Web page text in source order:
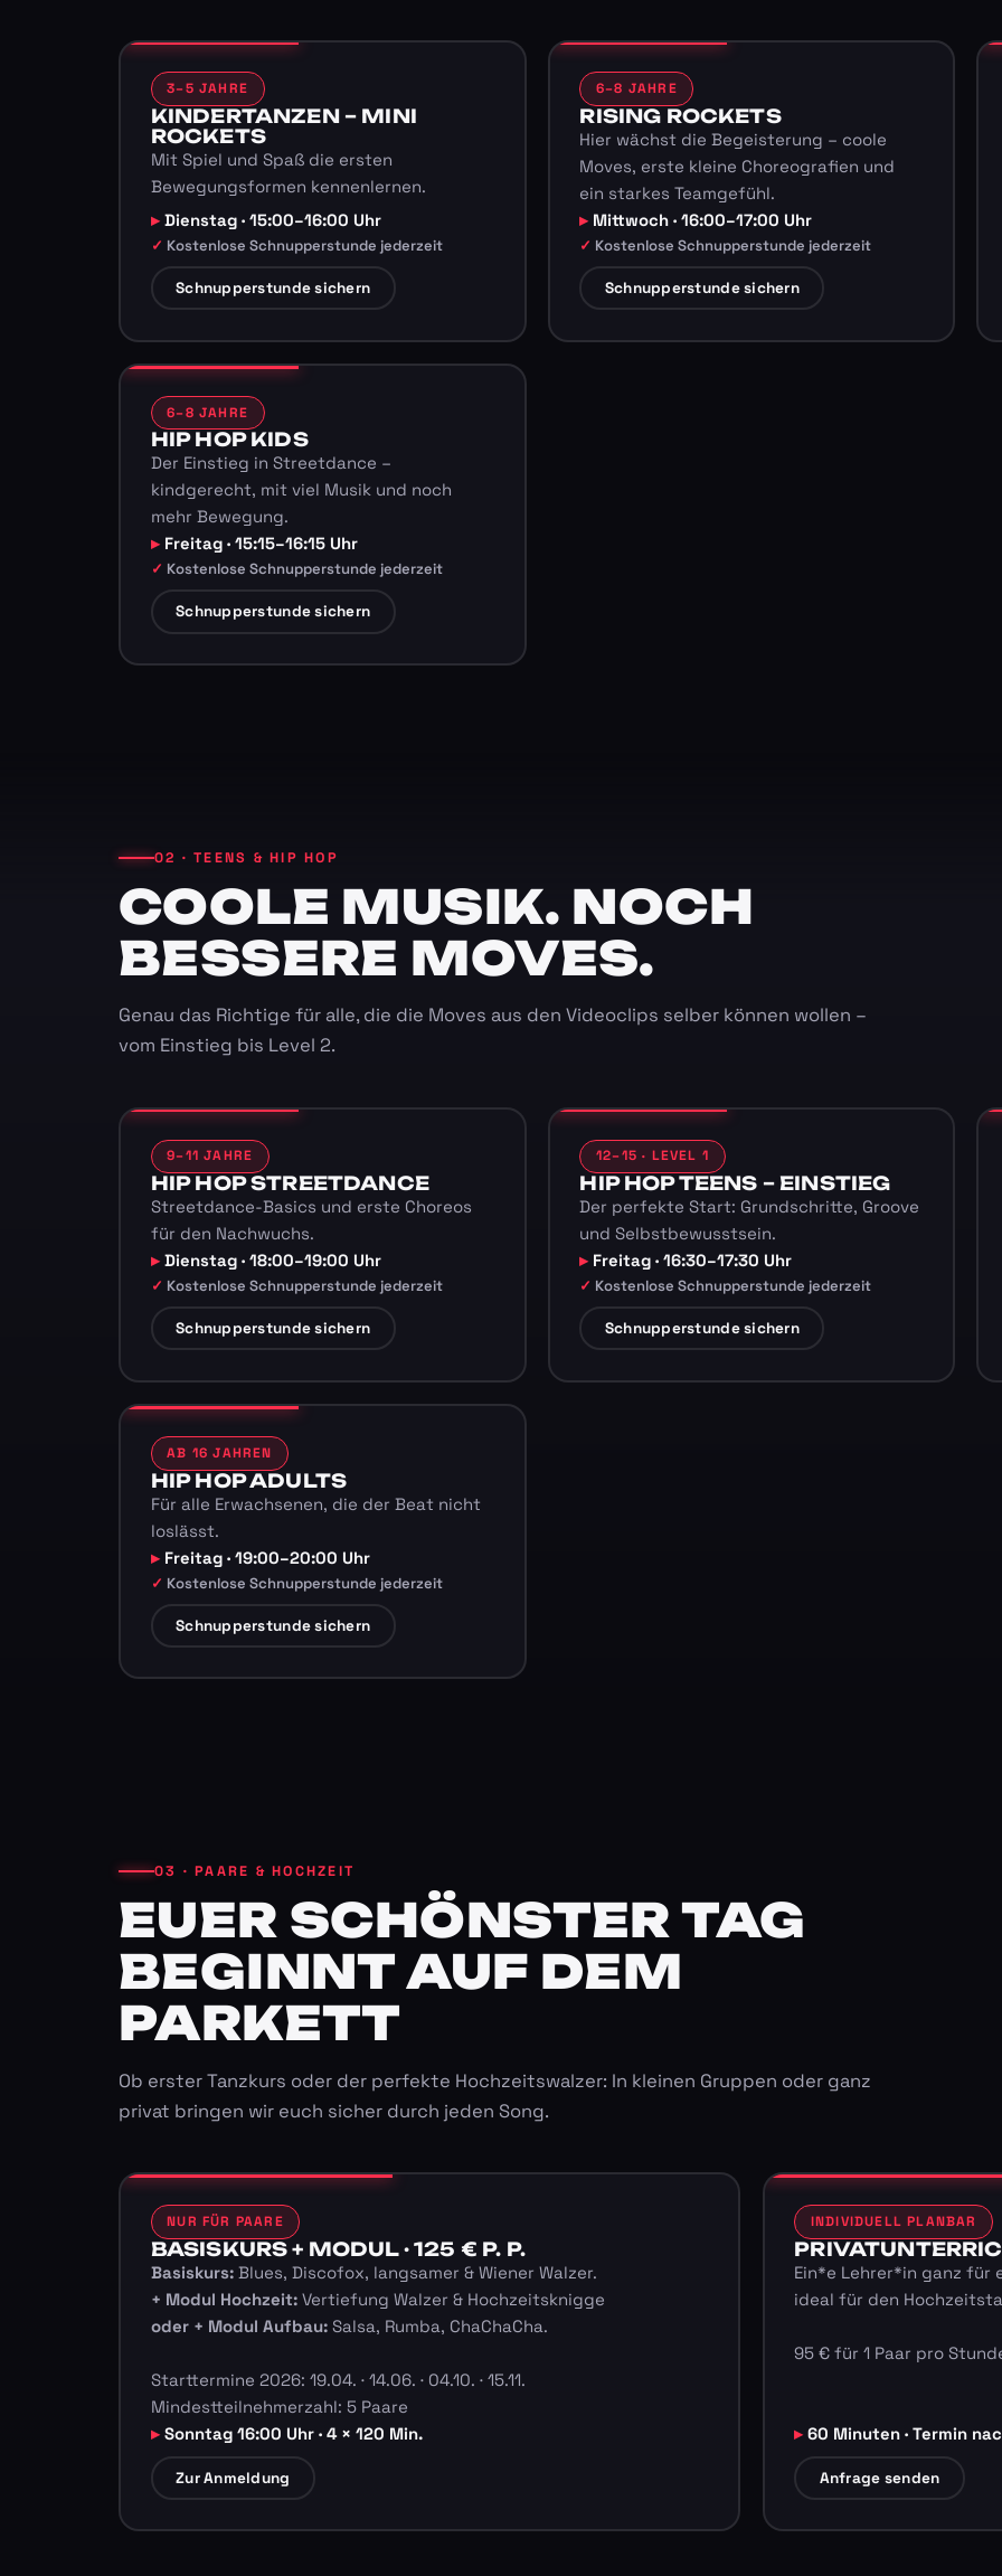
3–5 JAHRE
KINDERTANZEN – MINI
ROCKETS
Mit Spiel und Spaß die ersten
Bewegungsformen kennenlernen.
Dienstag · 15:00–16:00 Uhr
Kostenlose Schnupperstunde jederzeit
Schnupperstunde sichern
6–8 JAHRE
RISING ROCKETS
Hier wächst die Begeisterung – coole
Moves, erste kleine Choreografien und
ein starkes Teamgefühl.
Mittwoch · 16:00–17:00 Uhr
Kostenlose Schnupperstunde jederzeit
Schnupperstunde sichern
6–8 JAHRE
HIP HOP KIDS
Der Einstieg in Streetdance –
kindgerecht, mit viel Musik und noch
mehr Bewegung.
Freitag · 15:15–16:15 Uhr
Kostenlose Schnupperstunde jederzeit
Schnupperstunde sichern
02 · TEENS & HIP HOP
COOLE MUSIK. NOCH
BESSERE MOVES.
Genau das Richtige für alle, die die Moves aus den Videoclips selber können wollen –
vom Einstieg bis Level 2.
9–11 JAHRE
HIP HOP STREETDANCE
Streetdance-Basics und erste Choreos
für den Nachwuchs.
Dienstag · 18:00–19:00 Uhr
Kostenlose Schnupperstunde jederzeit
Schnupperstunde sichern
12–15 · LEVEL 1
HIP HOP TEENS – EINSTIEG
Der perfekte Start: Grundschritte, Groove
und Selbstbewusstsein.
Freitag · 16:30–17:30 Uhr
Kostenlose Schnupperstunde jederzeit
Schnupperstunde sichern
AB 16 JAHREN
HIP HOP ADULTS
Für alle Erwachsenen, die der Beat nicht
loslässt.
Freitag · 19:00–20:00 Uhr
Kostenlose Schnupperstunde jederzeit
Schnupperstunde sichern
03 · PAARE & HOCHZEIT
EUER SCHÖNSTER TAG
BEGINNT AUF DEM
PARKETT
Ob erster Tanzkurs oder der perfekte Hochzeitswalzer: In kleinen Gruppen oder ganz
privat bringen wir euch sicher durch jeden Song.
NUR FÜR PAARE
BASISKURS + MODUL · 125 € P. P.
Basiskurs:Blues, Discofox, langsamer & Wiener Walzer.
+ Modul Hochzeit:Vertiefung Walzer & Hochzeitsknigge
oder + Modul Aufbau:Salsa, Rumba, ChaChaCha.
Starttermine 2026: 19.04. · 14.06. · 04.10. · 15.11.
Mindestteilnehmerzahl: 5 Paare
Sonntag 16:00 Uhr · 4 × 120 Min.
Zur Anmeldung
INDIVIDUELL PLANBAR
Ein*e Lehrer*in ganz für
ideal für den
95 € für 1 Paar pro
60 Minuten · Termin
Anfrage senden